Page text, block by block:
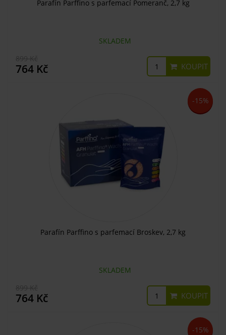
Parafín Parffino s parfemací Pomeranč, 2,7 kg
SKLADEM
764 Kč KOUPIT
-15%
Parafín Parffino s parfemací Broskev, 2,7 kg
SKLADEM
764 Kč KOUPIT
-15%